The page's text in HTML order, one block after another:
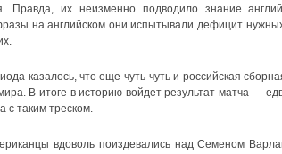
Правда, их неизменно подводило знание
фразы на английском они испытывали дефицит
казалось, что еще чуть-чуть и российская
В итоге в историю войдет результат матча —
с таким треском.
вдоволь поиздевались над Семеном